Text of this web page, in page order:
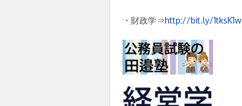
・財政学⇒http://bit.ly/1tksK1w